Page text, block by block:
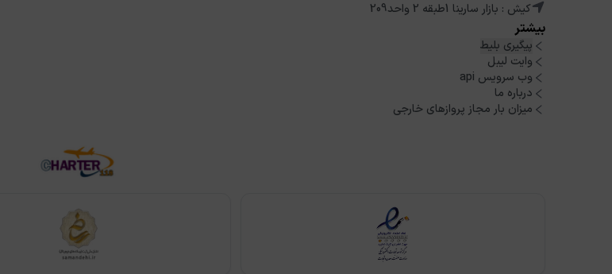
کیش : بازار سارینا 1طبقه 2 واحد209
بیشتر
پیگیری بلیط
وایت لیبل
وب سرویس api
درباره ما
میزان بار مجاز پروازهای خارجی